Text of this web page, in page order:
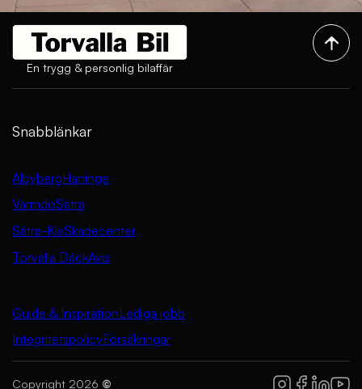
En trygg & personlig bilaffär
Snabblänkar
AlbybergHaninge
VärmdöSätra
Sätra-KiaSkadecenter
Torvalla DäckAvis
Guide & InspirationLediga jobb
IntegritetspolicyFörsäkringar
Copyright 2026 ©